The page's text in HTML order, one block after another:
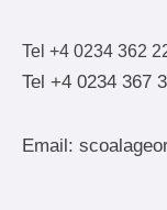
Tel +4 0234 362
Tel +4 0234 367
Email: